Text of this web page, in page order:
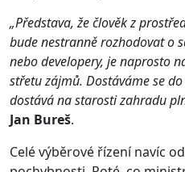
„Představa, že člověk z
bude nestranně rozhodovat o
nebo developery, je naprosto
střetu zájmů. Dostáváme se
dostává na starosti zahradu
Jan Bureš.
Celé výběrové řízení navíc